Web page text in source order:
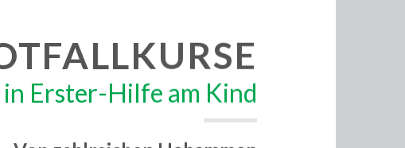
in Erster-Hilfe am Kind